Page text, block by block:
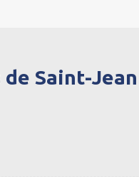
Saint-Jean